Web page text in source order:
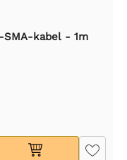
kabel - 1m